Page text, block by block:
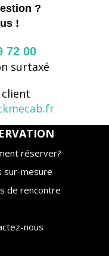
?
!
72 00
surtaxé
client
réserver?
sur-mesure
de rencontre
nous